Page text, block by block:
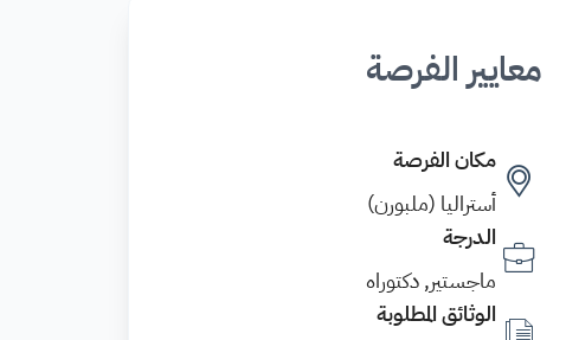
معايير الفرصة
مكان الفرصة
أستراليا (ملبورن)
الدرجة
ماجستير, دكتوراه
الوثائق المطلوبة